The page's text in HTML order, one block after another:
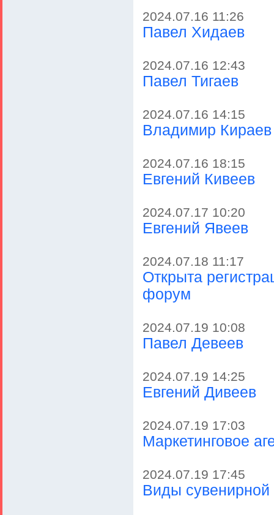
2024.07.16 11:26
Павел Хидаев
2024.07.16 12:43
Павел Тигаев
2024.07.16 14:15
Владимир Кираев
2024.07.16 18:15
Евгений Кивеев
2024.07.17 10:20
Евгений Явеев
2024.07.18 11:17
Открыта
форум
2024.07.19 10:08
Павел Девеев
2024.07.19 14:25
Евгений Дивеев
2024.07.19 17:03
Маркетинговое
2024.07.19 17:45
Виды сувенирной